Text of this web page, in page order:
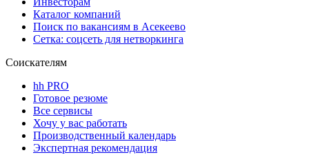
Каталог компаний
Поиск по вакансиям в Асекеево
Сетка: соцсеть для нетворкинга
Соискателям
hh PRO
Готовое резюме
Все сервисы
Хочу у вас работать
Производственный календарь
Экспертная рекомендация